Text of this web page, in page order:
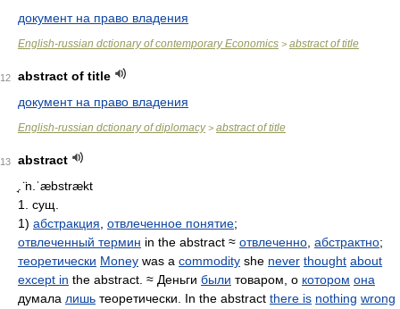
документ на право владения
English-russian dctionary of contemporary Economics > abstract of title
12
abstract of title
документ на право владения
English-russian dctionary of diplomacy> abstract of title
13
abstract
̘. ̈n.ˈæbstrækt
1. сущ.
1) абстракция отвлеченное понятие;
отвлеченный термин in the abstract ≈ отвлеченно абстрактно;
теоретически Money was a commodity she never thought about
except in the abstract. ≈ Деньги были товаром, о котором она
думала лишь теоретически. In the abstract there is nothing wrong